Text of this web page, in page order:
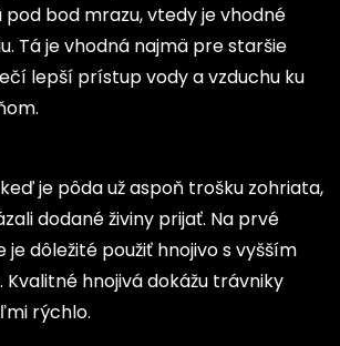
bod mrazu, vtedy je vhodné
Tá je vhodná najmä pre staršie
lepší prístup vody a vzduchu ku
je pôda už aspoň trošku zohriata,
dodané živiny prijať. Na prvé
je dôležité použiť hnojivo s vyšším
Kvalitné hnojivá dokážu trávniky
rýchlo.